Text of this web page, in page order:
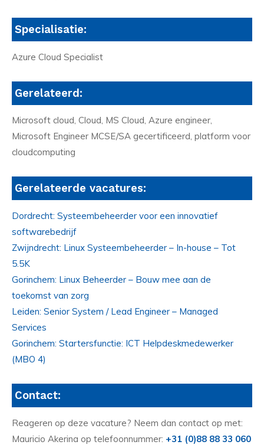
Specialisatie:
Azure Cloud Specialist
Gerelateerd:
Microsoft cloud, Cloud, MS Cloud, Azure engineer,
Microsoft Engineer MCSE/SA gecertificeerd, platform voor
cloudcomputing
Gerelateerde vacatures:
Dordrecht: Systeembeheerder voor een innovatief
softwarebedrijf
Zwijndrecht: Linux Systeembeheerder – In-house – Tot
5.5K
Gorinchem: Linux Beheerder – Bouw mee aan de
toekomst van zorg
Leiden: Senior System / Lead Engineer – Managed
Services
Gorinchem: Startersfunctie: ICT Helpdeskmedewerker
(MBO 4)
Contact:
Reageren op deze vacature? Neem dan contact op met:
Mauricio Akerina op telefoonnummer: +31 (0)88 88 33 060